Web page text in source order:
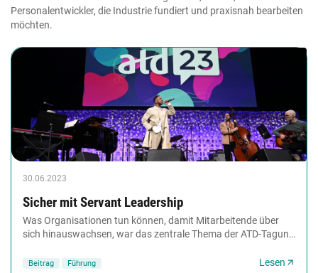
Personalentwickler, die Industrie fundiert und praxisnah bearbeiten
möchten.
30.06.2023
Sicher mit Servant Leadership
Was Organisationen tun können, damit Mitarbeitende über
sich hinauswachsen, war das zentrale Thema der ATD-Tagung
Beitrag Führung Lesen